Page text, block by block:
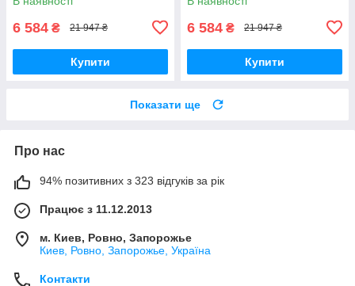
Nukleon.com.ua
6 584 ₴ 21 947 ₴
Купити
Nukleon.com.ua
6 584 ₴ 21 947 ₴
Купити
Показати ще
Про нас
94% позитивних з 323 відгуків за рік
Працює з 11.12.2013
м. Киев, Ровно, Запорожье
Киев, Ровно, Запорожье, Україна
Контакти